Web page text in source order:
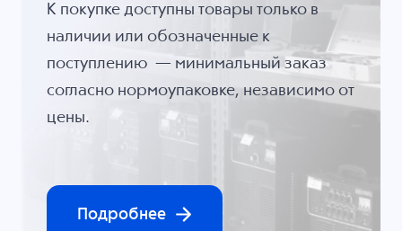
К покупке доступны товары только в
наличии или обозначенные к
поступлению — минимальный заказ
согласно нормоупаковке, независимо от
цены.
Подробнее